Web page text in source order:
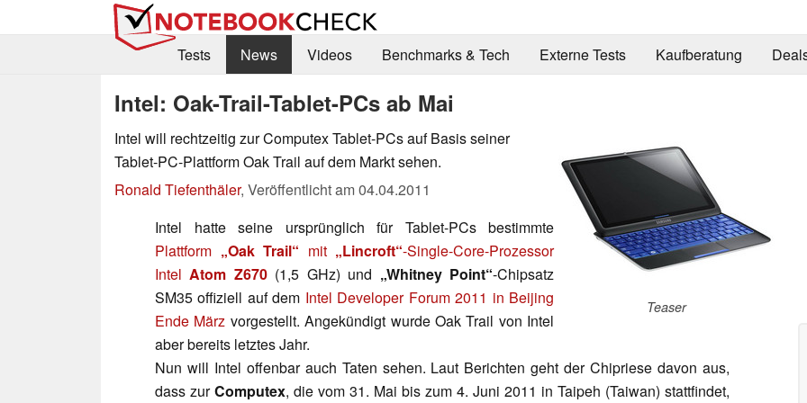
Tests News Videos Benchmarks & Tech Externe Tests Kaufberatung
Intel: Oak-Trail-Tablet-PCs ab Mai
Teaser
Intel will rechtzeitig zur Computex Tablet-PCs auf Basis seiner
Tablet-PC-Plattform Oak Trail auf dem Markt sehen.
Ronald Tiefenthäler, Veröffentlicht am04.04.2011
Intel hatte seine ursprünglich für Tablet-PCs bestimmte
Plattform „Oak Trail“ mit „Lincroft“-Single-Core-Prozessor
IntelAtom Z670(1,5 GHz) und „Whitney Point“-Chipsatz
SM35 offiziell auf dem Intel Developer Forum 2011 in Beijing
Ende März vorgestellt. Angekündigt wurde Oak Trail von Intel
aber bereits letztes Jahr.
Nun will Intel offenbar auch Taten sehen. Laut Berichten geht der Chipriese davon aus,
dass zurComputex, die vom 31. Mai bis zum 4. Juni 2011 in Taipeh (Taiwan) stattfindet,